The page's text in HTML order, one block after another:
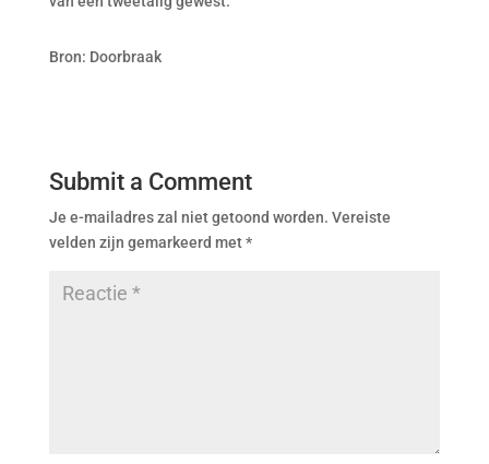
Bron: Doorbraak
Submit a Comment
Je e-mailadres zal niet getoond worden. Vereiste
velden zijn gemarkeerd met*